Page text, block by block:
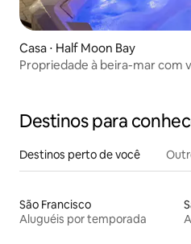
Casa ⋅ Half Moon Bay
Propriedade à beira-mar com
Destinos para
Destinos perto de você
São Francisco
Aluguéis por temporada